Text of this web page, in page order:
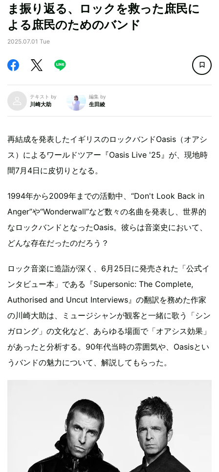
ま振り返る、ロックを救った庶民に
よる庶民のためのバンド
2025.07.01 Tue
テキスト by
川崎大助
編集 by
生田綾
再結成を発表したイギリスのロックバンドOasis（オアシ
ス）によるワールドツアー『Oasis Live '25』が、現地時
間7月4日に皮切りとなる。
1994年から2009年までの活動中、“Don't Look Back in
Anger”や“Wonderwall”など数々の名曲を発表し、世界的
なロックバンドとなったOasis。彼らは音楽史において、
どんな存在だったのだろう？
ロック音楽に造詣が深く、6月25日に発売された「公式イ
ンタビュー本」である『Supersonic: The Complete,
Authorised and Uncut Interviews』の翻訳を務めた作家
の川崎大助は、ミュージシャンが観客と一緒に歌う「シン
ガロング」の文化など、あらゆる場面で「オアシス効果」
があったと分析する。90年代当時の雰囲気や、Oasisとい
うバンドの魅力について、解説してもらった。